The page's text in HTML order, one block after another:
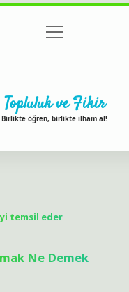
Gizlilik Politikası
menüyü
aç
Topluluk ve Fikir
Birlikte öğren, birlikte ilham al!
temsil eder
Ne Demek